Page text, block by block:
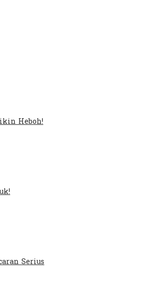
Heboh!
Serius